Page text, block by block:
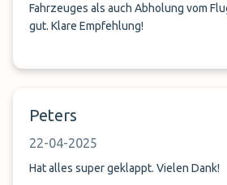
Fahrzeuges als auch Abholung vom
gut. Klare Empfehlung!
Peters
22-04-2025
Hat alles super geklappt. Vielen Dank!